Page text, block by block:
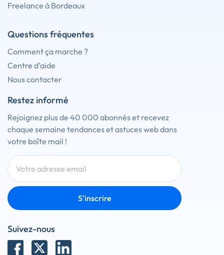
Freelance à Bordeaux
Questions fréquentes
Comment ça marche ?
Centre d'aide
Nous contacter
Restez informé
Rejoignez plus de 40 000 abonnés et recevez
chaque semaine tendances et astuces web dans
votre boîte mail !
S'inscrire
Suivez-nous